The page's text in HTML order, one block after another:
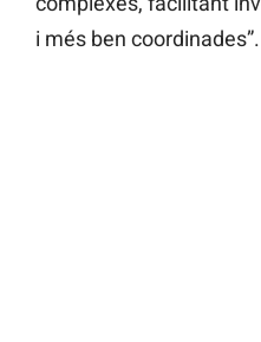
i més ben coordinades”.